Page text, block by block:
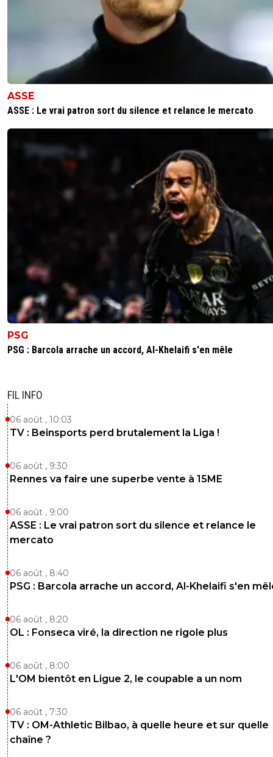
ASSE
ASSE : Le vrai patron sort du silence et relance le mercato
PSG
PSG : Barcola arrache un accord, Al-Khelaifi s'en mêle
FIL INFO
06 août , 10:03
TV : Beinsports perd brutalement la Liga !
06 août , 9:30
Rennes va faire une superbe vente à 15ME
06 août , 9:00
ASSE : Le vrai patron sort du silence et relance le
mercato
06 août , 8:40
PSG : Barcola arrache un accord, Al-Khelaifi s'en
06 août , 8:20
OL : Fonseca viré, la direction ne rigole plus
06 août , 8:00
L'OM bientôt en Ligue 2, le coupable a un nom
06 août , 7:30
TV : OM-Athletic Bilbao, à quelle heure et sur quelle
chaîne ?